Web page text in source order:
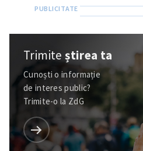
Trimite o informație
in English
Trimiteștirea ta
Cunoști o informație
de interes public?
Trimite-o la ZdG